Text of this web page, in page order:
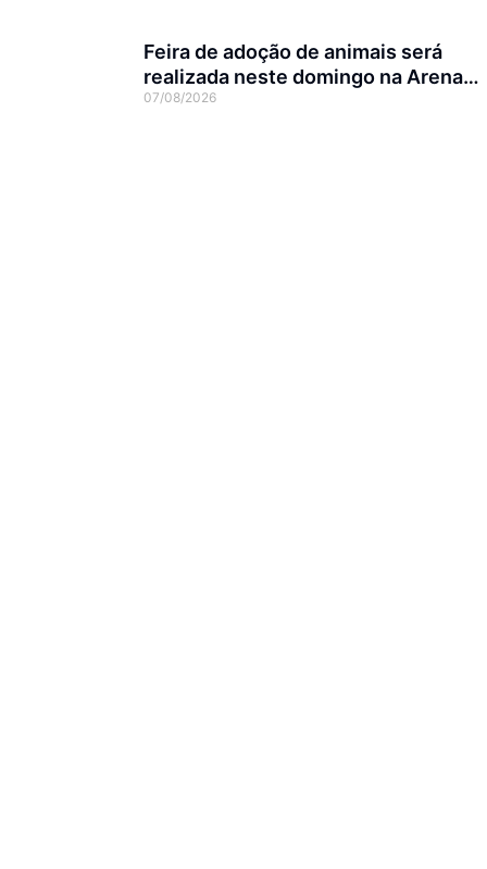
Feira de adoção de animais será
realizada neste domingo na Arena
Joinville
07/08/2026